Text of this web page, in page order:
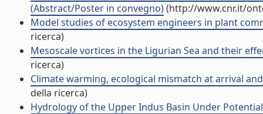
(Abstract/Poster in convegno)(http://www.cnr.it/
Model studies of ecosystem engineers in plant
ricerca)
Mesoscale vortices in the Ligurian Sea and their
ricerca)
Climate warming, ecological mismatch at arrival
della ricerca)
Hydrology of the Upper Indus Basin Under